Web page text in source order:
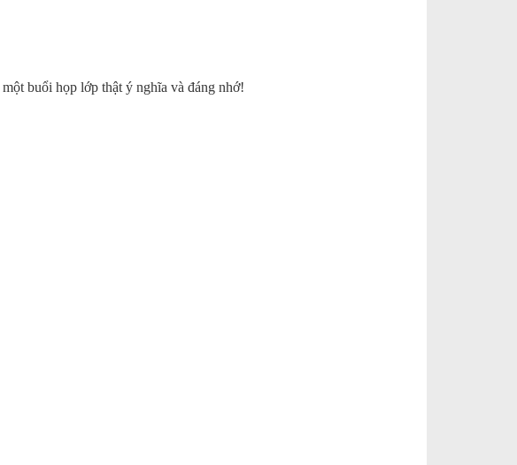
buổi họp lớp thật ý nghĩa và đáng nhớ!